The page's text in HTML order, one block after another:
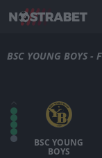
BSC YOUNG BOYS -
BSC YOUNG
BOYS